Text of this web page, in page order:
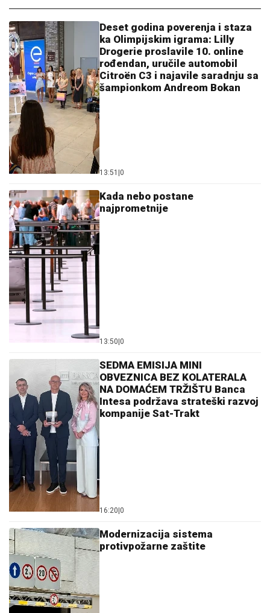
Deset godina poverenja i staza
ka Olimpijskim igrama: Lilly
Drogerie proslavile 10. online
rođendan, uručile automobil
Citroën C3 i najavile saradnju sa
šampionkom Andreom Bokan
13:51 |0
Kada nebo postane
najprometnije
13:50|0
SEDMA EMISIJA MINI
OBVEZNICA BEZ KOLATERALA
NA DOMAĆEM TRŽIŠTU Banca
Intesa podržava strateški razvoj
kompanije Sat-Trakt
16:20|0
Modernizacija sistema
protivpožarne zaštite